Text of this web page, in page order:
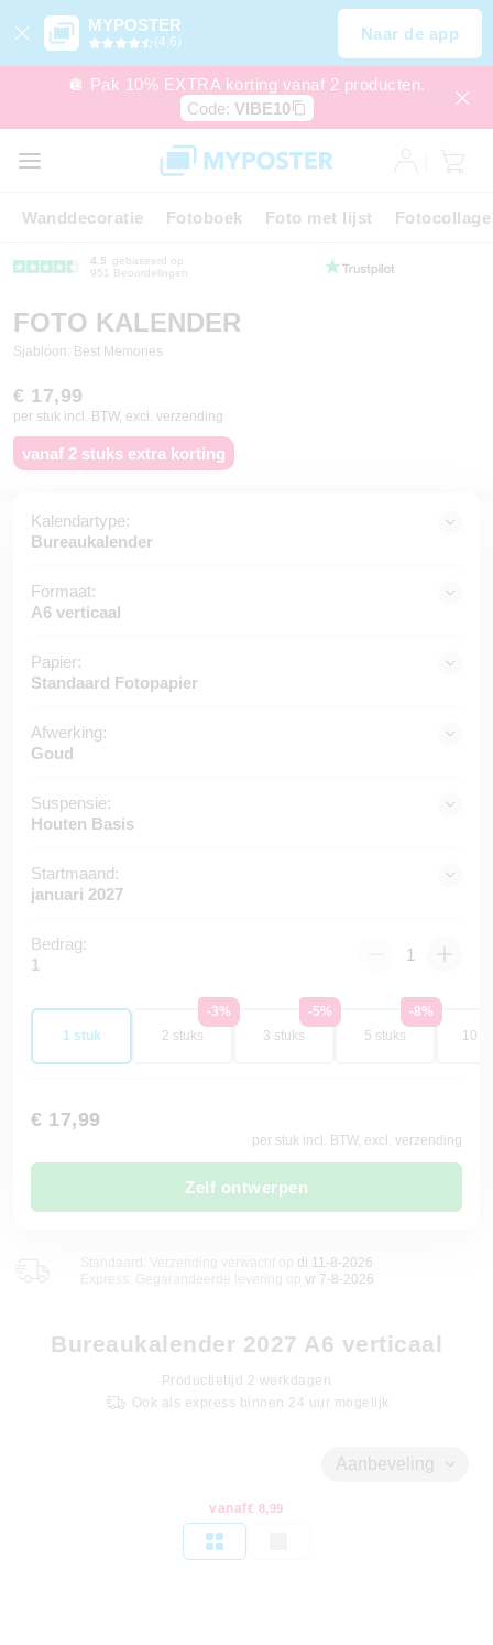
MYPOSTER
(4,6) Naar de app
🪩 Pak 10% EXTRA korting vanaf 2 producten.
Code: VIBE10
Wanddecoratie Fotoboek Foto met lijst Fotocollage
4.5
gebaseerd op
951 Beoordelingen
FOTO KALENDER
Sjabloon: Best Memories
€ 17,99
per stuk incl. BTW, excl. verzending
vanaf 2 stuks extra korting
Kalendartype:
Bureaukalender
Formaat:
A6 verticaal
Papier:
Standaard Fotopapier
Afwerking:
Goud
Suspensie:
Houten Basis
Startmaand:
januari 2027
Bedrag:
1
1 stuk
-3%
2 stuks
-5%
3 stuks
-8%
5 stuks
10
€ 17,99
per stuk incl. BTW, excl. verzending
Zelf ontwerpen
Standaard: Verzending verwacht op
di 11-8-2026
Express: Gegarandeerde levering op vr 7-8-2026
Bureaukalender 2027 A6 verticaal
Productietijd 2 werkdagen
Ook als express binnen 24 uur mogelijk
Aanbeveling
vanaf€ 8,99